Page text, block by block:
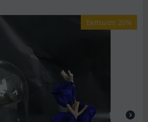
Έκπτωση 20%